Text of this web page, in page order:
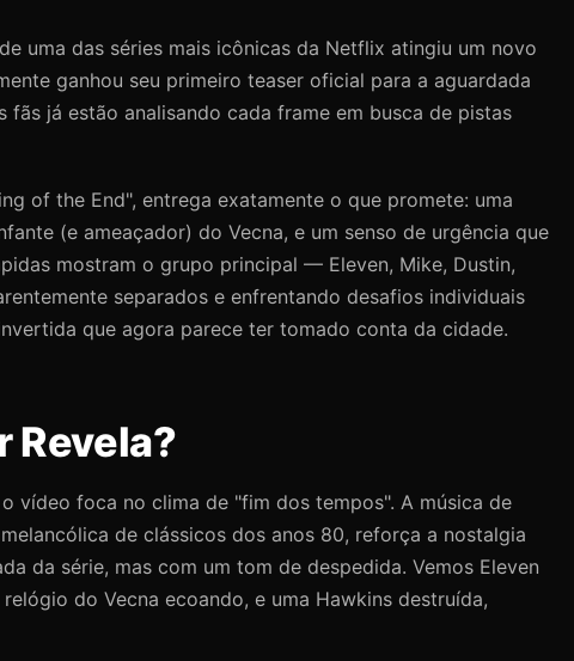
uma das séries mais icônicas da Netflix atingiu um novo
ganhou seu primeiro teaser oficial para a aguardada
fãs já estão analisando cada frame em busca de pistas
of the End", entrega exatamente o que promete: uma
(e ameaçador) do Vecna, e um senso de urgência que
mostram o grupo principal — Eleven, Mike, Dustin,
separados e enfrentando desafios individuais
que agora parece ter tomado conta da cidade.
Revela?
vídeo foca no clima de "fim dos tempos". A música de
de clássicos dos anos 80, reforça a nostalgia
da série, mas com um tom de despedida. Vemos Eleven
do Vecna ecoando, e uma Hawkins destruída,